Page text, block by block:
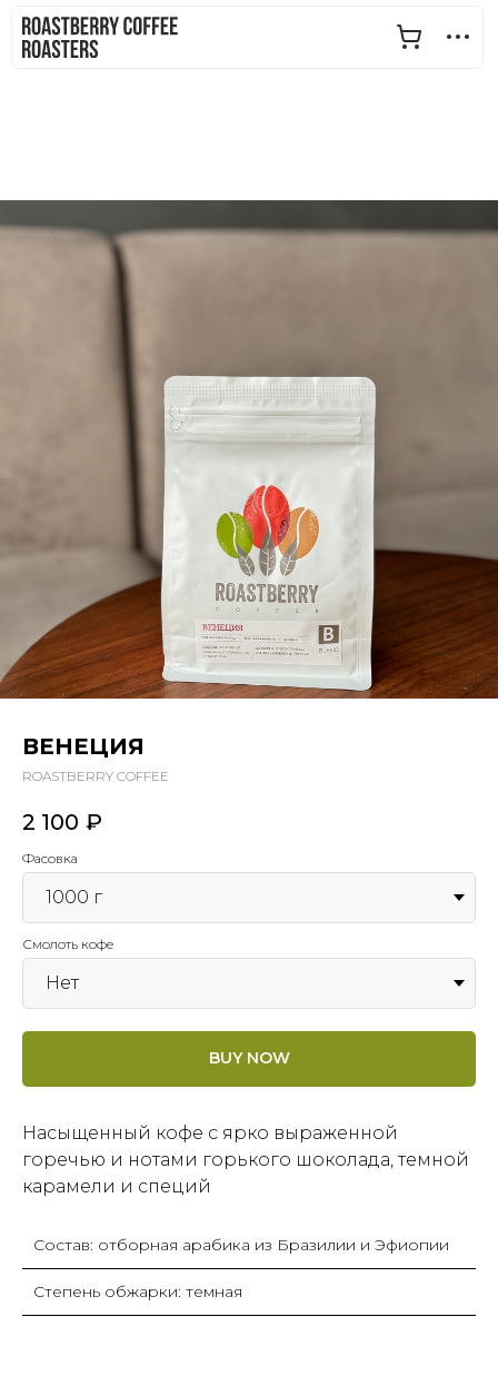
ВЕНЕЦИЯ
ROASTBERRY COFFEE
2 100 ₽
Фасовка
Смолоть кофе
BUY NOW
Насыщенный кофе с ярко выраженной
горечью и нотами горького шоколада, темной
карамели и специй
Состав: отборная арабика из Бразилии и Эфиопии
Степень обжарки: темная